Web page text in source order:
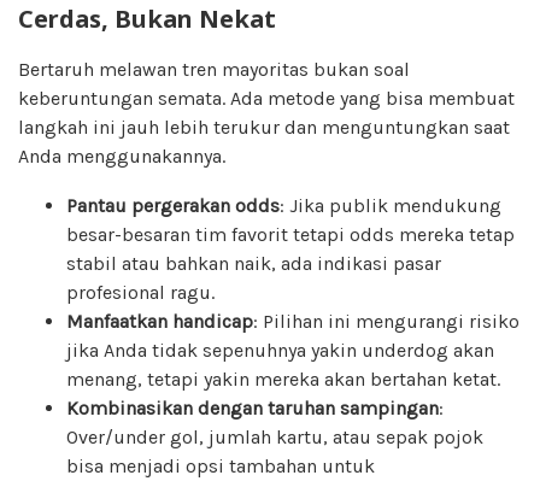
Cerdas, Bukan Nekat
Bertaruh melawan tren mayoritas bukan soal
keberuntungan semata. Ada metode yang bisa membuat
langkah ini jauh lebih terukur dan menguntungkan saat
Anda menggunakannya.
Pantau pergerakan odds: Jika publik mendukung
besar-besaran tim favorit tetapi odds mereka tetap
stabil atau bahkan naik, ada indikasi pasar
profesional ragu.
Manfaatkan handicap: Pilihan ini mengurangi risiko
jika Anda tidak sepenuhnya yakin underdog akan
menang, tetapi yakin mereka akan bertahan ketat.
Kombinasikan dengan taruhan sampingan:
Over/under gol, jumlah kartu, atau sepak pojok
bisa menjadi opsi tambahan untuk